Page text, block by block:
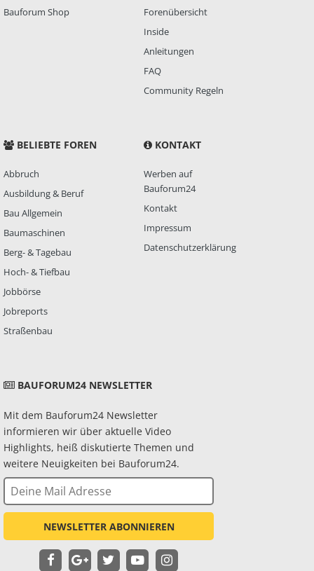
Bauforum Shop
Forenübersicht
Inside
Anleitungen
FAQ
Community Regeln
BELIEBTE FOREN
Abbruch
Ausbildung & Beruf
Bau Allgemein
Baumaschinen
Berg- & Tagebau
Hoch- & Tiefbau
Jobbörse
Jobreports
Straßenbau
KONTAKT
Werben auf
Bauforum24
Kontakt
Impressum
Datenschutzerklärung
BAUFORUM24 NEWSLETTER
Mit dem Bauforum24 Newsletter
informieren wir über aktuelle Video
Highlights, heiß diskutierte Themen und
weitere Neuigkeiten bei Bauforum24.
NEWSLETTER ABONNIEREN